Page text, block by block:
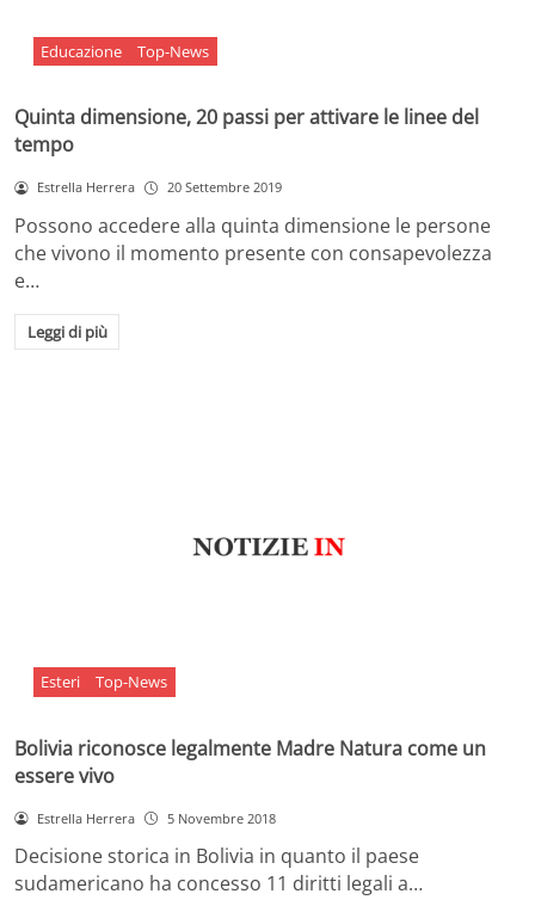
Educazione Top-News
Quinta dimensione, 20 passi per attivare le linee del
tempo
Estrella Herrera 20 Settembre 2019
Possono accedere alla quinta dimensione le persone
che vivono il momento presente con consapevolezza
e…
Leggi di più
Esteri Top-News
Bolivia riconosce legalmente Madre Natura come un
essere vivo
Estrella Herrera 5 Novembre 2018
Decisione storica in Bolivia in quanto il paese
sudamericano ha concesso 11 diritti legali a…